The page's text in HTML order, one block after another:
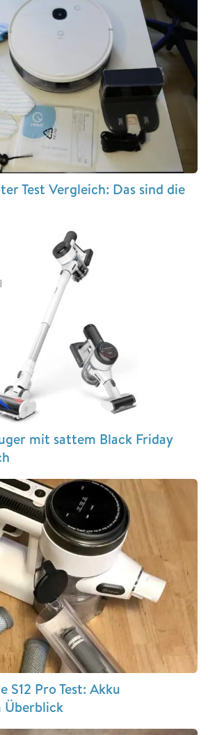
Test Vergleich: Das sind die
mit sattem Black Friday
S12 Pro Test: Akku
Überblick